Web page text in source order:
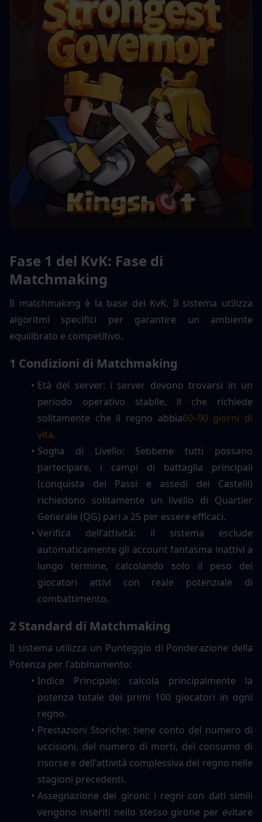
Fase 1 del KvK: Fase di
Matchmaking
Il matchmaking è la base del KvK. Il sistema utilizza
algoritmi specifici per garantire un ambiente
equilibrato e competitivo.
1 Condizioni di Matchmaking
Età del server: i server devono trovarsi in un
periodo operativo stabile, il che richiede
solitamente che il regno abbia60–90 giorni di
vita.
Soglia di Livello: Sebbene tutti possano
partecipare, i campi di battaglia principali
(conquista dei Passi e assedi dei Castelli)
richiedono solitamente un livello di Quartier
Generale (QG) pari a 25 per essere efficaci.
Verifica dell'attività: il sistema esclude
automaticamente gli account fantasma inattivi a
lungo termine, calcolando solo il peso dei
giocatori attivi con reale potenziale di
combattimento.
2 Standard di Matchmaking
Il sistema utilizza un Punteggio di Ponderazione della
Potenza per l'abbinamento:
Indice Principale: calcola principalmente la
potenza totale dei primi 100 giocatori in ogni
regno.
Prestazioni Storiche: tiene conto del numero di
uccisioni, del numero di morti, del consumo di
risorse e dell'attività complessiva del regno nelle
stagioni precedenti.
Assegnazione dei gironi: i regni con dati simili
vengono inseriti nello stesso girone per evitare